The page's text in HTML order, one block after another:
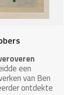
een
van Ben
ontdekte